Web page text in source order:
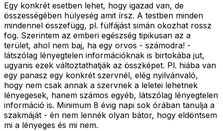
Egy konkrét esetben lehet, hogy igazad van, de
összességében hülyeség amit írsz. A testben minden
mindennel összefügg, pl. fülfájást simán okozhat rossz
fog. Szerintem az emberi egészség tipikusan az a
terület, ahol nem baj, ha egy orvos - számodra! -
látszólag lényegtelen információknak is birtokába jut,
ugyanis ezek változtathatják az összképet. Pl. hiába van
egy panasz egy konkrét szervnél, elég nyilvánvaló,
hogy nem csak annak a szervnek a leletei lehetnek
lényegesek, hanem számos egyéb, látszólag lényegtelen
információ is. Minimum 8 évig napi sok órában tanulja a
szakmáját - én nem lennék olyan bátor, hogy eldöntsem
mi a lényeges és mi nem.